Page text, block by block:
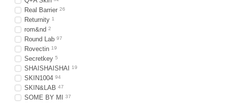
Real Barrier 26
Returnity 1
rom&nd 2
Round Lab 97
Rovectin 19
Secretkey 5
SHAISHAISHAI 19
SKIN1004 94
SKIN&LAB 47
SOME BY MI 37